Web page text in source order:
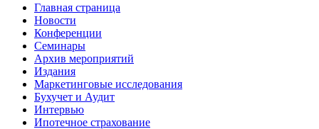
Главная страница
Новости
Конференции
Семинары
Архив мероприятий
Издания
Маркетинговые исследования
Бухучет и Аудит
Интервью
Ипотечное страхование